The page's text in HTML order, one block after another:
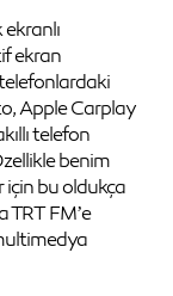
ekran
Apple Carplay
telefon
benim
bu oldukça
TRT FM’e